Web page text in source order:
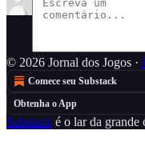
© 2026 Jornal dos Jogos ·
Comece seu Substack
Obtenha o App
Substack é o lar da grande